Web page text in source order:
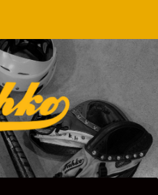
Hyvinkään Tahko